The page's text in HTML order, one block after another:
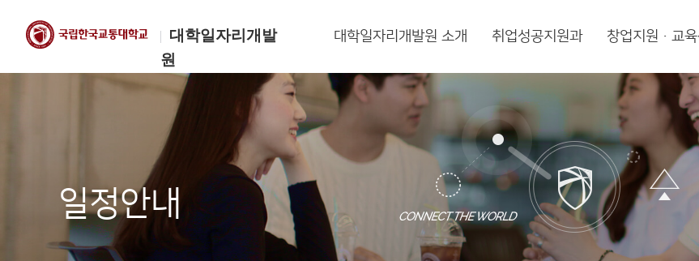
대학일자리개발
원
한국교통대학교
대학일자리개발원
대학일자리개발원 소개 취업성공지원과 창업지원·교육
일정안내